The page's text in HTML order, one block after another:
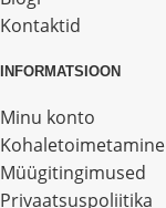
Kontaktid
INFORMATSIOON
Minu konto
Kohaletoimetamine
Müügitingimused
Privaatsuspoliitika